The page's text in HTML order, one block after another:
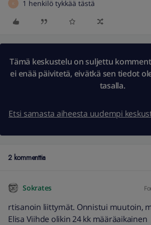
K 1 henkilö tykkää tästä
Tämä keskustelu on suljettu
ei enää päivitetä, eivätkä sen tiedot
tasalla.
Etsi samasta aiheesta uudempi
2 kommenttia
Sokrates
rtisanoin liittymät. Onnistui muutoin,
Elisa Viihde olikin 24 kk määräaikainen